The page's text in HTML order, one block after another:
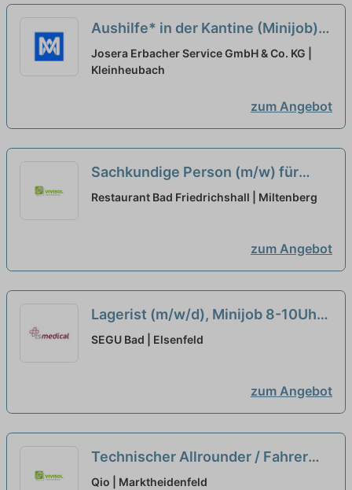
Aushilfe* in der Kantine (Minijob)
neu
Josera Erbacher Service GmbH & Co. KG |
Kleinheubach
zum Angebot
Sachkundige Person (m/w) für
REACH und CLP in Teilzeit
Restaurant Bad Friedrichshall | Miltenberg
zum Angebot
Lagerist (m/w/d), Minijob 8-10Uhr
neu
SEGU Bad | Elsenfeld
zum Angebot
Technischer Allrounder / Fahrer
auf Minijob-Basis (m/w/d)
Qio | Marktheidenfeld